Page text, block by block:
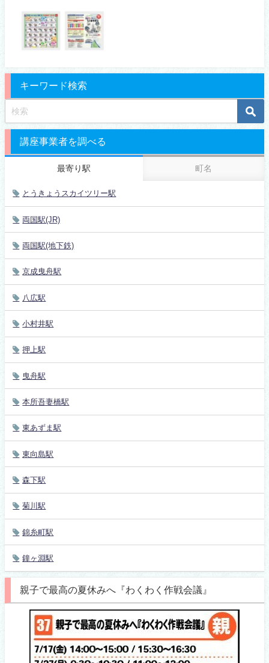
キーワード検索
講座事業者を調べる
最寄り駅 町名
とうきょうスカイツリー駅
両国駅(JR)
両国駅(地下鉄)
京成曳舟駅
八広駅
小村井駅
押上駅
曳舟駅
本所吾妻橋駅
東あずま駅
東向島駅
森下駅
菊川駅
錦糸町駅
鐘ヶ淵駅
親子で最高の夏休みへ『わくわく作戦会議』